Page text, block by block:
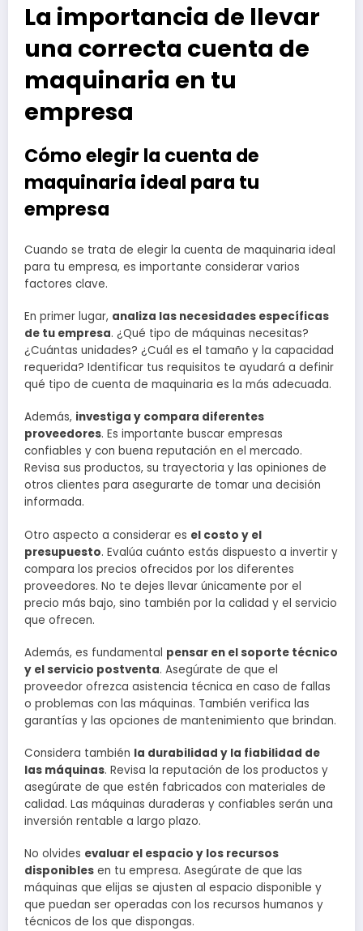
La importancia de llevar
una correcta cuenta de
maquinaria en tu
empresa
Cómo elegir la cuenta de
maquinaria ideal para tu
empresa
Cuando se trata de elegir la cuenta de maquinaria ideal
para tu empresa, es importante considerar varios
factores clave.
En primer lugar, analiza las necesidades específicas
de tu empresa. ¿Qué tipo de máquinas necesitas?
¿Cuántas unidades? ¿Cuál es el tamaño y la capacidad
requerida? Identificar tus requisitos te ayudará a definir
qué tipo de cuenta de maquinaria es la más adecuada.
Además, investiga y compara diferentes
proveedores. Es importante buscar empresas
confiables y con buena reputación en el mercado.
Revisa sus productos, su trayectoria y las opiniones de
otros clientes para asegurarte de tomar una decisión
informada.
Otro aspecto a considerar es el costo y el
presupuesto. Evalúa cuánto estás dispuesto a invertir y
compara los precios ofrecidos por los diferentes
proveedores. No te dejes llevar únicamente por el
precio más bajo, sino también por la calidad y el servicio
que ofrecen.
Además, es fundamental pensar en el soporte técnico
y el servicio postventa. Asegúrate de que el
proveedor ofrezca asistencia técnica en caso de fallas
o problemas con las máquinas. También verifica las
garantías y las opciones de mantenimiento que brindan.
Considera también la durabilidad y la fiabilidad de
las máquinas. Revisa la reputación de los productos y
asegúrate de que estén fabricados con materiales de
calidad. Las máquinas duraderas y confiables serán una
inversión rentable a largo plazo.
No olvides evaluar el espacio y los recursos
disponibles en tu empresa. Asegúrate de que las
máquinas que elijas se ajusten al espacio disponible y
que puedan ser operadas con los recursos humanos y
técnicos de los que dispongas.